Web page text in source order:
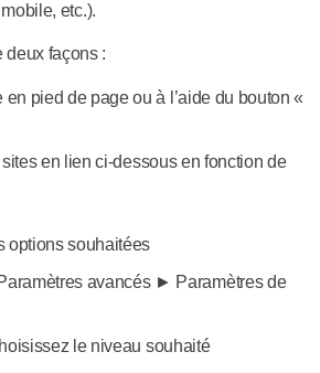
etc.).
deux façons :
pied de page ou à l’aide du bouton «
en lien ci-dessous en fonction de
souhaitées
avancés ► Paramètres de
le niveau souhaité